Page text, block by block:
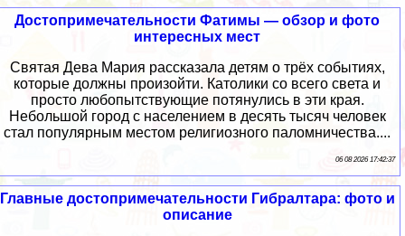
Достопримечательности Фатимы — обзор и фото
интересных мест
Святая Дева Мария рассказала детям о трёх событиях,
которые должны произойти. Католики со всего света и
просто любопытствующие потянулись в эти края.
Небольшой город с населением в десять тысяч человек
стал популярным местом религиозного паломничества....
06 08 2026 17:42:37
Главные достопримечательности Гибралтара: фото и
описание